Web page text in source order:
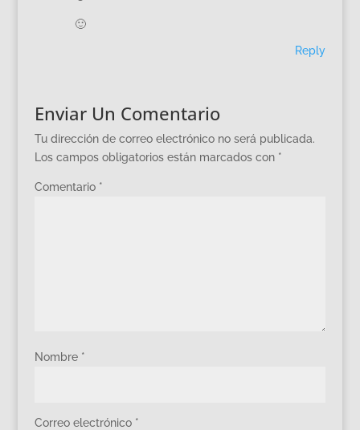
🙂
Reply
Enviar Un Comentario
Tu dirección de correo electrónico no será publicada.
Los campos obligatorios están marcados con *
Comentario *
Nombre *
Correo electrónico *